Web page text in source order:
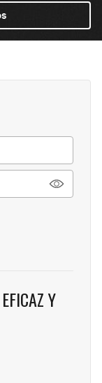
I Got Rhythm
Starlight
Y